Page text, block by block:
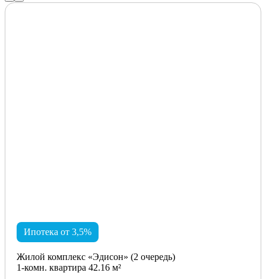
Ипотека от 3,5%
Жилой комплекс «Эдисон» (2 очередь)
1-комн. квартира 42.16 м²